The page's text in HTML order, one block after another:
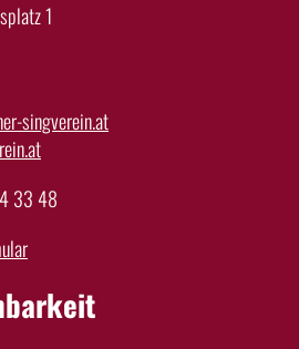
1
singverein.at
33 48